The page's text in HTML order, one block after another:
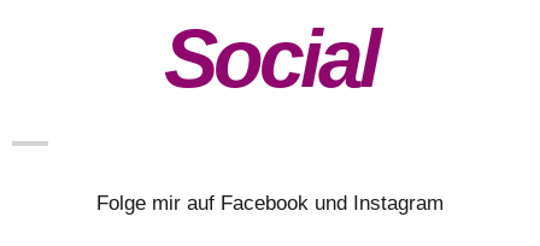
Social
Folge mir auf Facebook und Instagram